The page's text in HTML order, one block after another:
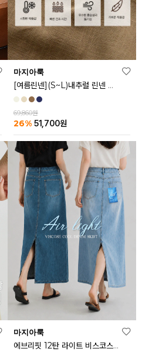
마지아룩
[여름린넨](S~L)내추럴 린넨 와이드 밴딩 팬츠
69,860원
26% 51,700원
마지아룩
에브리핏 12탄 라이트 비스코스 쿨 데님 스커트